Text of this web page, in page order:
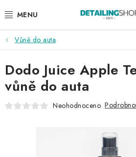
na
AKCE
NOVINKY
EXTERIÉR
Vůně do auta
Dodo Juice Apple
vůně do auta
Neohodnoceno